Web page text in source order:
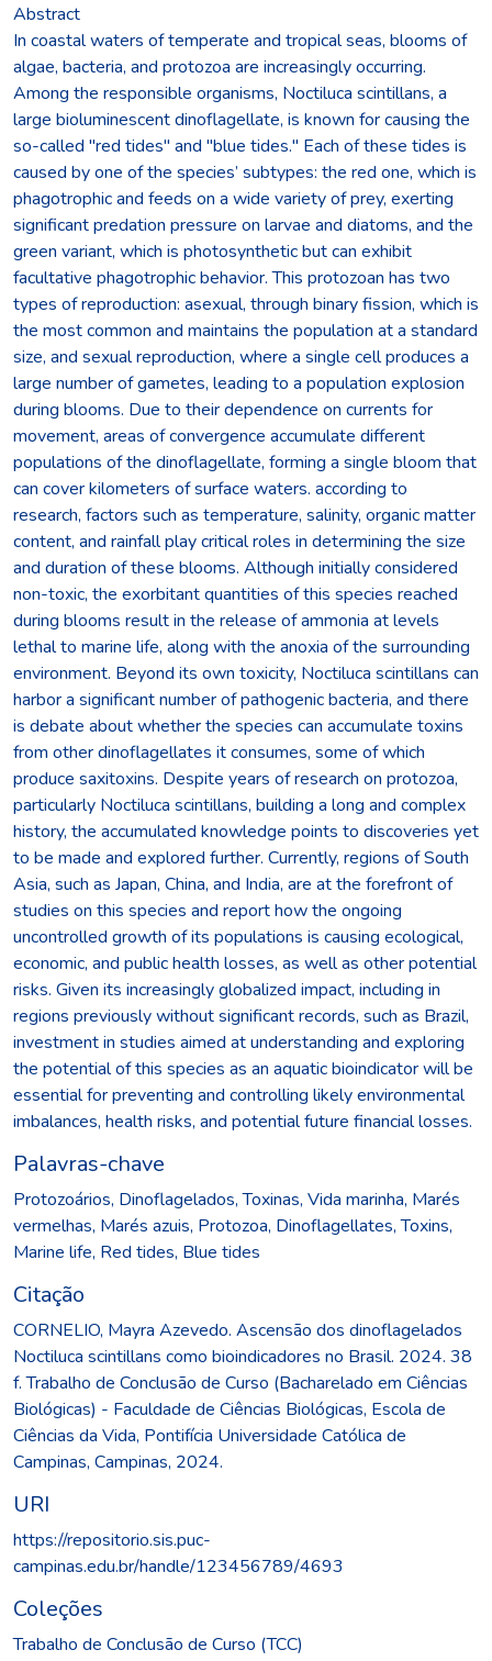
Abstract
In coastal waters of temperate and tropical seas, blooms of
algae, bacteria, and protozoa are increasingly occurring.
Among the responsible organisms, Noctiluca scintillans, a
large bioluminescent dinoflagellate, is known for causing the
so-called "red tides" and "blue tides." Each of these tides is
caused by one of the species’ subtypes: the red one, which is
phagotrophic and feeds on a wide variety of prey, exerting
significant predation pressure on larvae and diatoms, and the
green variant, which is photosynthetic but can exhibit
facultative phagotrophic behavior. This protozoan has two
types of reproduction: asexual, through binary fission, which is
the most common and maintains the population at a standard
size, and sexual reproduction, where a single cell produces a
large number of gametes, leading to a population explosion
during blooms. Due to their dependence on currents for
movement, areas of convergence accumulate different
populations of the dinoflagellate, forming a single bloom that
can cover kilometers of surface waters. according to
research, factors such as temperature, salinity, organic matter
content, and rainfall play critical roles in determining the size
and duration of these blooms. Although initially considered
non-toxic, the exorbitant quantities of this species reached
during blooms result in the release of ammonia at levels
lethal to marine life, along with the anoxia of the surrounding
environment. Beyond its own toxicity, Noctiluca scintillans can
harbor a significant number of pathogenic bacteria, and there
is debate about whether the species can accumulate toxins
from other dinoflagellates it consumes, some of which
produce saxitoxins. Despite years of research on protozoa,
particularly Noctiluca scintillans, building a long and complex
history, the accumulated knowledge points to discoveries yet
to be made and explored further. Currently, regions of South
Asia, such as Japan, China, and India, are at the forefront of
studies on this species and report how the ongoing
uncontrolled growth of its populations is causing ecological,
economic, and public health losses, as well as other potential
risks. Given its increasingly globalized impact, including in
regions previously without significant records, such as Brazil,
investment in studies aimed at understanding and exploring
the potential of this species as an aquatic bioindicator will be
essential for preventing and controlling likely environmental
imbalances, health risks, and potential future financial losses.
Palavras-chave
Protozoários, Dinoflagelados,Toxinas, Vida marinha, Marés
vermelhas, Marés azuis, Protozoa, Dinoflagellates,Toxins,
Marine life, Red tides, Blue tides
Citação
CORNELIO, Mayra Azevedo. Ascensão dos dinoflagelados
Noctiluca scintillans como bioindicadores no Brasil. 2024. 38
f. Trabalho de Conclusão de Curso (Bacharelado em Ciências
Biológicas) - Faculdade de Ciências Biológicas, Escola de
Ciências da Vida, Pontifícia Universidade Católica de
Campinas, Campinas, 2024.
URI
https://repositorio.sis.puc-
campinas.edu.br/handle/123456789/4693
Coleções
Trabalho de Conclusão de Curso (TCC)